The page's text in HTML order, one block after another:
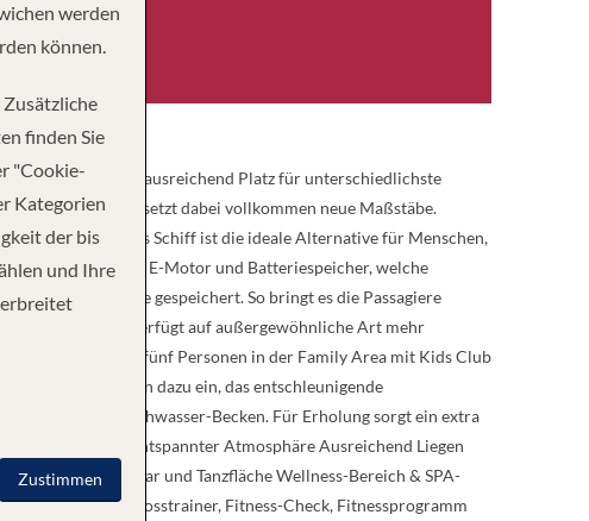
auf dem Rhein ausreichend Platz für unterschiedlichste
auf dem Rhein setzt dabei vollkommen neue Maßstäbe.
Das Schiff ist die ideale Alternative für Menschen,
Antrieb mit E-Motor und Batteriespeicher, welche
Energie gespeichert. So bringt es die Passagiere
Rhein-Schiff verfügt auf außergewöhnliche Art mehr
für bis zu fünf Personen in der Family Area mit Kids Club
Sonnendeck laden dazu ein, das entschleunigende
eigenen Flachwasser-Becken. Für Erholung sorgt ein extra
mit entspannter Atmosphäre Ausreichend Liegen
mit Bar und Tanzfläche Wellness-Bereich & SPA-
Laufbänder, Crosstrainer, Fitness-Check, Fitnessprogramm
werden
können.
Zusätzliche
finden Sie
"Cookie-
Kategorien
der bis
und Ihre
Zustimmen